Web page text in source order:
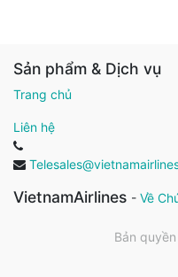
Sản phẩm & Dịch vụ
Trang chủ
Liên hệ
VietnamAirlines - Về
Bản